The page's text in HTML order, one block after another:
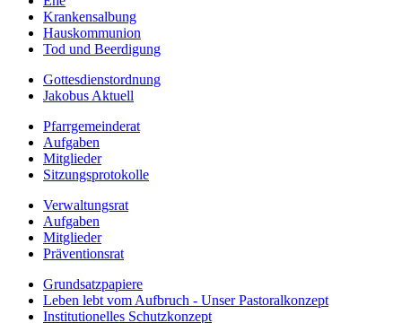
Krankensalbung
Hauskommunion
Tod und Beerdigung
Gottesdienstordnung
Jakobus Aktuell
Pfarrgemeinderat
Aufgaben
Mitglieder
Sitzungsprotokolle
Verwaltungsrat
Aufgaben
Mitglieder
Präventionsrat
Grundsatzpapiere
Leben lebt vom Aufbruch - Unser Pastoralkonzept
Institutionelles Schutzkonzept